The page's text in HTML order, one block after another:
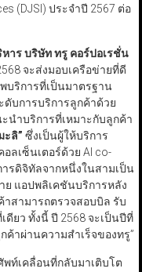
(DJSI) ประจำปี 2567 ต่อ
าร บริษัท ทรู คอร์ปอเรชั่น
จะส่งมอบเครือข่ายที่ดี
บริการที่เป็นมาตรฐาน
ดับการบริการลูกค้าด้วย
นำบริการที่เหมาะกับลูกค้า
ะลิ” ซึ่งเป็นผู้ให้บริการ
ลเซ็นเตอร์ด้วย AI co-
ารดิจิทัลจากหนึ่งในสามเป็น
ย แอปพลิเคชันบริการหลัง
าสามารถตรวจสอบบิล รับ
ดียว ทั้งนี้ ปี 2568 จะเป็นปีที่
ค้าผ่านความสำเร็จของทรู”
ท์เคลื่อนที่กลับมาเติบโต